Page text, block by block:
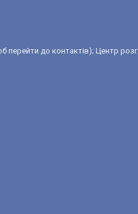
перейти до контактів); Центр